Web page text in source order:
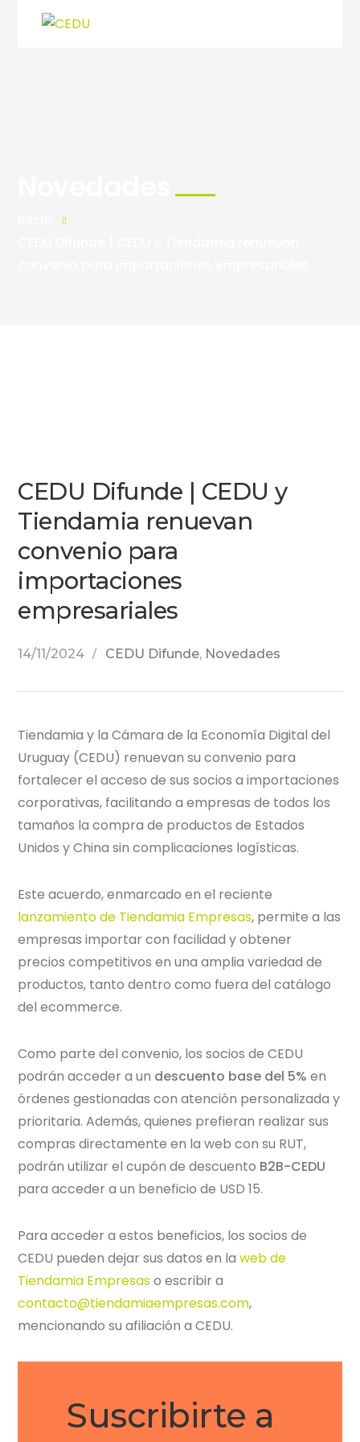
CEDU Difunde | CEDU y
Tiendamia renuevan
convenio para
importaciones
empresariales
14/11/2024 CEDU Difunde, Novedades
Tiendamia y la Cámara de la Economía Digital del
Uruguay (CEDU) renuevan su convenio para
fortalecer el acceso de sus socios a importaciones
corporativas, facilitando a empresas de todos los
tamaños la compra de productos de Estados
Unidos y China sin complicaciones logísticas.
Este acuerdo, enmarcado en el reciente
lanzamiento de Tiendamia Empresas, permite a las
empresas importar con facilidad y obtener
precios competitivos en una amplia variedad de
productos, tanto dentro como fuera del catálogo
del ecommerce.
Como parte del convenio, los socios de CEDU
podrán acceder a un descuento base del 5% en
órdenes gestionadas con atención personalizada y
prioritaria. Además, quienes prefieran realizar sus
compras directamente en la web con su RUT,
podrán utilizar el cupón de descuento B2B-CEDU
para acceder a un beneficio de USD 15.
Para acceder a estos beneficios, los socios de
CEDU pueden dejar sus datos en laweb de
Tiendamia Empresaso escribir a
contacto@tiendamiaempresas.com,
mencionando su afiliación a CEDU.
Suscribirte a